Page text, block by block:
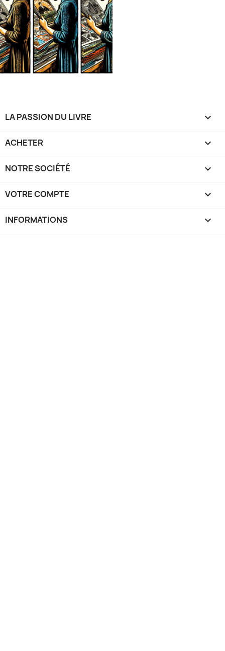
LA PASSION DU LIVRE 
ACHETER 
NOTRE SOCIÉTÉ 
VOTRE COMPTE 
INFORMATIONS keyboard_arrow_down